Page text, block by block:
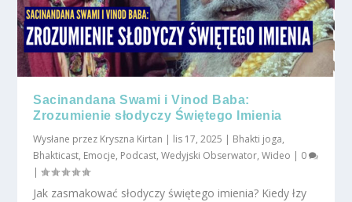
Sacinandana Swami i Vinod Baba:
Zrozumienie słodyczy Świętego Imienia
Wysłane przez Kryszna Kirtan | lis 17, 2025 | Bhakti joga,
Bhakticast, Emocje, Podcast,Wedyjski Obserwator,Wideo | 0
|
Jak zasmakować słodyczy świętego imienia? Kiedy łzy